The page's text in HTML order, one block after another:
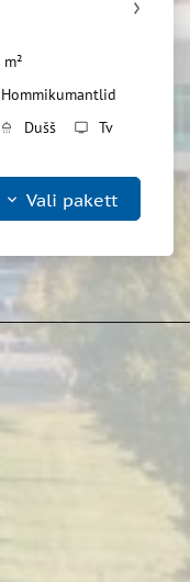
Hommikumantlid
shower Dušš tv Tv
keyboard_arrow_down Vali pakett